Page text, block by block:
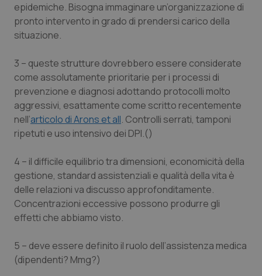
Valle D’Aosta
Oncodermatologia
Oncologia & Nutrizione
Psoriasi & pelle
Quotidiano Cardiologia
Quotidiano Chirurgia
Quotidiano Oncologia
Rene & patologie urogenitali
epidemiche. Bisogna immaginare un’organizzazione di
pronto intervento in grado di prendersi carico della
situazione.
3 – queste strutture dovrebbero essere considerate
come assolutamente prioritarie per i processi di
prevenzione e diagnosi adottando protocolli molto
aggressivi, esattamente come scritto recentemente
nell’articolo di Arons et all. Controlli serrati, tamponi
ripetuti e uso intensivo dei DPI.()
4 – il difficile equilibrio tra dimensioni, economicità della
gestione, standard assistenziali e qualità della vita è
delle relazioni va discusso approfonditamente.
Concentrazioni eccessive possono produrre gli
effetti che abbiamo visto.
5 – deve essere definito il ruolo dell’assistenza medica
(dipendenti? Mmg?)